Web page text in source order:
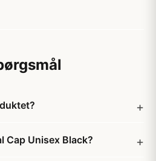
Cap Unisex Black?